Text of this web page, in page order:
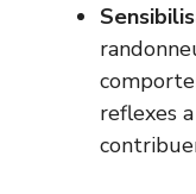
reflexes